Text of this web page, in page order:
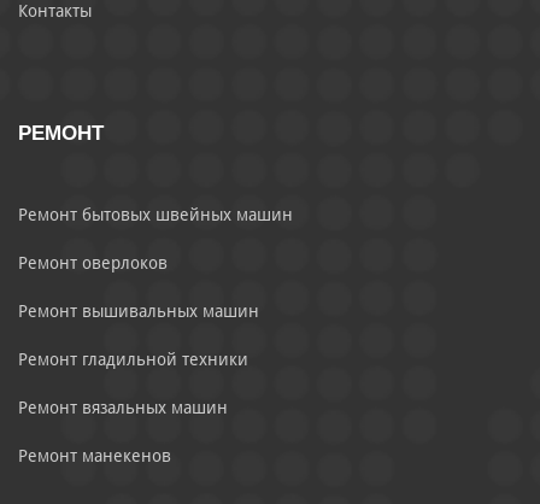
Контакты
РЕМОНТ
Ремонт бытовых швейных машин
Ремонт оверлоков
Ремонт вышивальных машин
Ремонт гладильной техники
Ремонт вязальных машин
Ремонт манекенов